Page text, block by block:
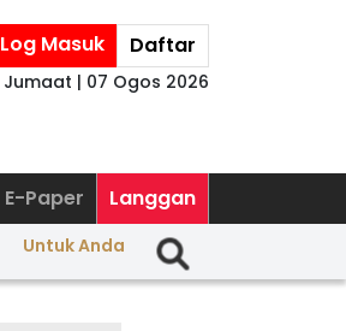
Log Masuk Daftar
Jumaat | 07 Ogos 2026
E-Paper Langgan
Untuk Anda